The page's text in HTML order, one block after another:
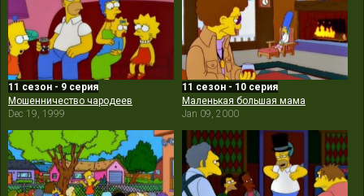
11 сезон - 9 серия
Мошенничество чародеев
Dec 19, 1999
11 сезон - 10 серия
Маленькая большая мама
Jan 09, 2000